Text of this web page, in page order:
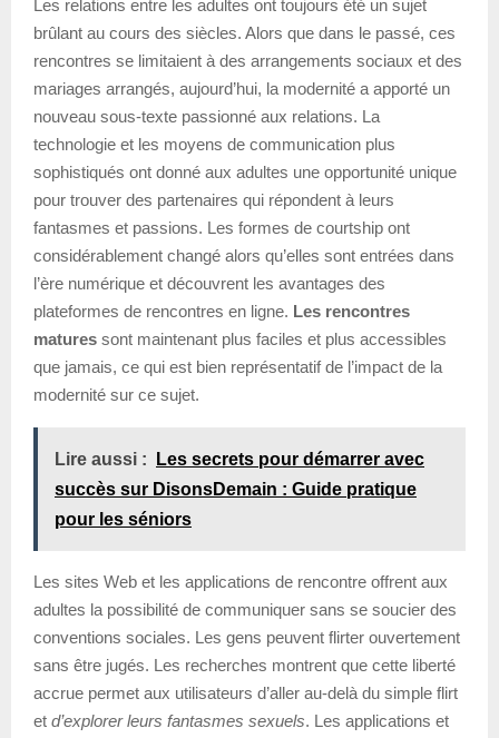
Les relations entre les adultes ont toujours été un sujet
brûlant au cours des siècles. Alors que dans le passé, ces
rencontres se limitaient à des arrangements sociaux et des
mariages arrangés, aujourd’hui, la modernité a apporté un
nouveau sous-texte passionné aux relations. La
technologie et les moyens de communication plus
sophistiqués ont donné aux adultes une opportunité unique
pour trouver des partenaires qui répondent à leurs
fantasmes et passions. Les formes de courtship ont
considérablement changé alors qu’elles sont entrées dans
l’ère numérique et découvrent les avantages des
plateformes de rencontres en ligne. Les rencontres
matures sont maintenant plus faciles et plus accessibles
que jamais, ce qui est bien représentatif de l’impact de la
modernité sur ce sujet.
Lire aussi :
Les secrets pour démarrer avec
succès sur DisonsDemain : Guide pratique
pour les séniors
Les sites Web et les applications de rencontre offrent aux
adultes la possibilité de communiquer sans se soucier des
conventions sociales. Les gens peuvent flirter ouvertement
sans être jugés. Les recherches montrent que cette liberté
accrue permet aux utilisateurs d’aller au-delà du simple flirt
et d’explorer leurs fantasmes sexuels. Les applications et